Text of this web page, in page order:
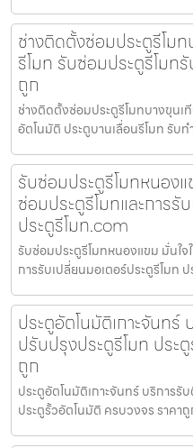
ช่างติดตั้งซ่อมประตูรีโม
รีโมท รับซ่อมประตูรีโมท
ถูก
ช่างติดตั้งซ่อมประตูรีโมทบางขุนเ
อัตโนมัติ ประตูบานเลื่อนรีโมท รับท
รับซ่อมประตูรีโมทหนอง
ซ่อมประตูรีโมทและการรั
ประตูรีโมท.com
รับซ่อมประตูรีโมทหนองแขม มั่นใ
การรับเปลี่ยนมอเตอร์ประตูรีโมท
ประตูอัตโนมัติเกาะจันท
ปรับปรุงประตูรีโมท ประ
ถูก
ประตูอัตโนมัติเกาะจันทร์ บริการ
ประตูรั้วอัตโนมัติ ครบวงจร ราคา